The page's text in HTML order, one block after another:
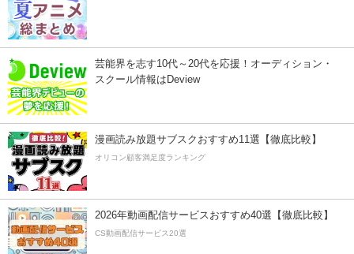
芸能界を志す10代～20代を応援！オーディション・
スクール情報はDeview
漫画読み放題サブスクおすすめ11選【徹底比較】
オリコン顧客満足度ランキング
2026年動画配信サービスおすすめ40選【徹底比較】
CS動画配信サービス20選